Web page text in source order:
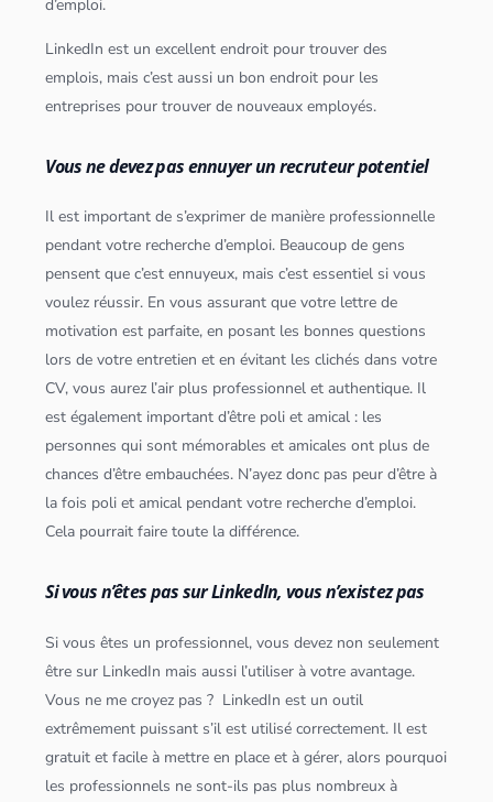
d’emploi.
LinkedIn est un excellent endroit pour trouver des
emplois, mais c’est aussi un bon endroit pour les
entreprises pour trouver de nouveaux employés.
Vous ne devez pas ennuyer un recruteur potentiel
Il est important de s’exprimer de manière professionnelle
pendant votre recherche d’emploi. Beaucoup de gens
pensent que c’est ennuyeux, mais c’est essentiel si vous
voulez réussir. En vous assurant que votre lettre de
motivation est parfaite, en posant les bonnes questions
lors de votre entretien et en évitant les clichés dans votre
CV, vous aurez l’air plus professionnel et authentique. Il
est également important d’être poli et amical : les
personnes qui sont mémorables et amicales ont plus de
chances d’être embauchées. N’ayez donc pas peur d’être à
la fois poli et amical pendant votre recherche d’emploi.
Cela pourrait faire toute la différence.
Si vous n’êtes pas sur LinkedIn, vous n’existez pas
Si vous êtes un professionnel, vous devez non seulement
être sur LinkedIn mais aussi l’utiliser à votre avantage.
Vous ne me croyez pas ? LinkedIn est un outil
extrêmement puissant s’il est utilisé correctement. Il est
gratuit et facile à mettre en place et à gérer, alors pourquoi
les professionnels ne sont-ils pas plus nombreux à